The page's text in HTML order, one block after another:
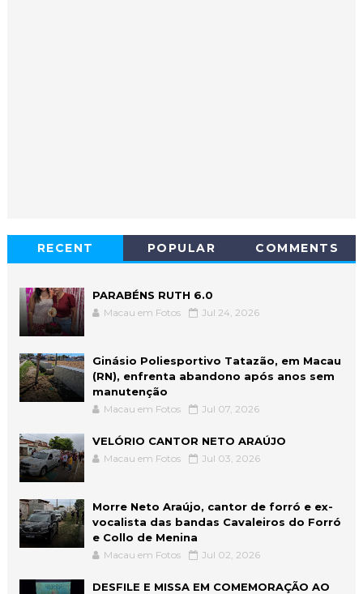
RECENT POPULAR COMMENTS
PARABÉNS RUTH 6.0
Macau em Fotos Jul 24, 2026
Ginásio Poliesportivo Tatazão, em Macau
(RN), enfrenta abandono após anos sem
manutenção
Macau em Fotos Jul 07, 2026
VELÓRIO CANTOR NETO ARAÚJO
Macau em Fotos Jul 03, 2026
Morre Neto Araújo, cantor de forró e ex-
vocalista das bandas Cavaleiros do Forró
e Collo de Menina
Macau em Fotos Jul 02, 2026
DESFILE E MISSA EM COMEMORAÇÃO AO